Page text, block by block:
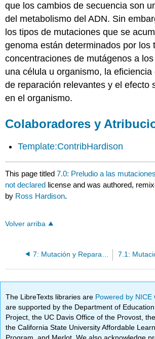
que los cambios de secuencia son
del metabolismo del ADN. Sin
los tipos de mutaciones que se
genoma están determinados por los
concentraciones de mutágenos a
una célula u organismo, la
de reparación relevantes y el efecto
en el organismo.
Colaboradores y
Template:ContribHardison
This page titled7.0: Preludio a las mutaciones
not declared license and was authored,
by Ross Hardison.
Volver arriba
The LibreTexts libraries are Powered by
are supported by the Department of
Project, the UC Davis Office of the Provost,
the California State University Affordable
Program, and Merlot. We also acknowledge